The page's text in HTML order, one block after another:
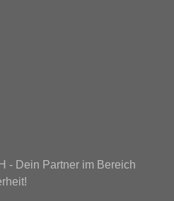
- Dein Partner im Bereich